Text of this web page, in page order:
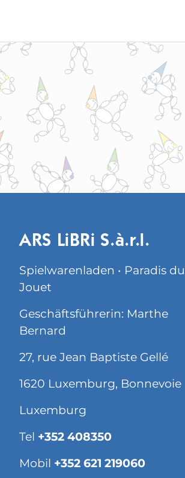
ARS LiBRi S.à.r.l.
Spielwarenladen • Paradis du
Jouet
Geschäftsführerin: Marthe
Bernard
27, rue Jean Baptiste Gellé
1620 Luxemburg, Bonnevoie
Luxemburg
Tel +352 408350
Mobil +352 621 219060